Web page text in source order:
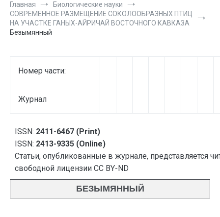
Главная
Биологические науки
СОВРЕМЕННОЕ РАЗМЕЩЕНИЕ СОКОЛООБРАЗНЫХ ПТИЦ
НА УЧАСТКЕ ГАНЫХ-АЙРИЧАЙ ВОСТОЧНОГО КАВКАЗА
Безымянный
Номер части:
Журнал
ISSN: 2411-6467 (Print)
ISSN: 2413-9335 (Online)
Статьи, опубликованные в журнале, представляется
свободной лицензии CC BY-ND
БЕЗЫМЯННЫЙ